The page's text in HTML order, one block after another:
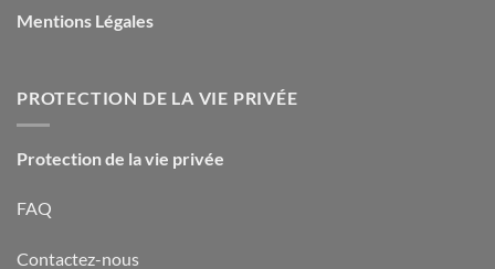
Mentions Légales
PROTECTION DE LA VIE PRIVÉE
Protection de la vie privée
FAQ
Contactez-nous